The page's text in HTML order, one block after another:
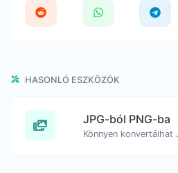
HASONLÓ ESZKÖZÖK
JPG-ból PNG-ba